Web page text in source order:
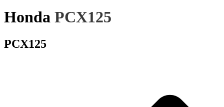
Honda PCX125
PCX125